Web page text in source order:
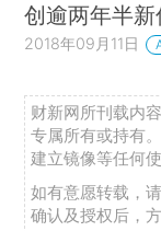
创逾两年半新
2018年09月11日
财新网所刊载内
专属所有或持有
建立镜像等任何使
如有意愿转载，
确认及授权后，方